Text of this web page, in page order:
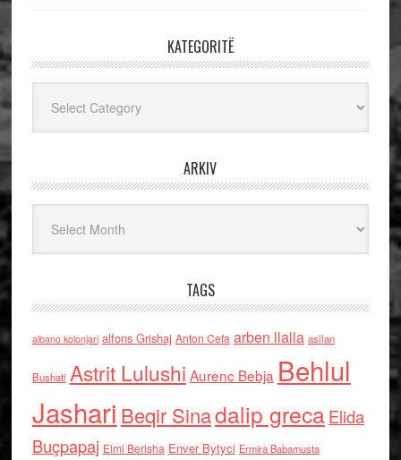
KATEGORITË
ARKIV
TAGS
albano kolonjari alfons Grishaj Anton Cefa arben llalla asllan
Bushati Astrit Lulushi Aurenc Bebja Behlul
Jashari Beqir Sinadalip grecaElida
Buçpapaj Elmi Berisha Enver Bytyci Ermira Babamusta